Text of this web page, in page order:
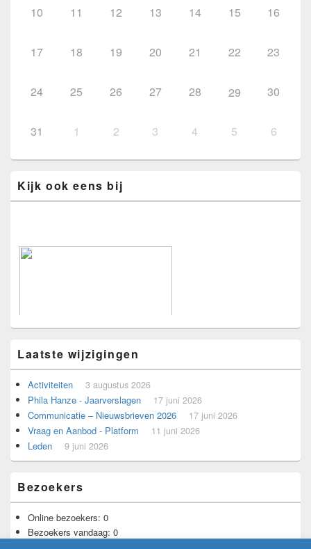
10 11 12 13 14 15 16
17 18 19 20 21 22 23
24 25 26 27 28 29 30
31 1 2 3 4 5 6
Kijk ook eens bij
Voorbeeld voor adverteerders.
Laatste wijzigingen
Activiteiten 3 augustus 2026
Phila Hanze - Jaarverslagen 17 juni 2026
Communicatie – Nieuwsbrieven 2026 17 juni 2026
Vraag en Aanbod - Platform 11 juni 2026
Leden 9 juni 2026
Bezoekers
Online bezoekers: 0
Bezoekers vandaag: 0